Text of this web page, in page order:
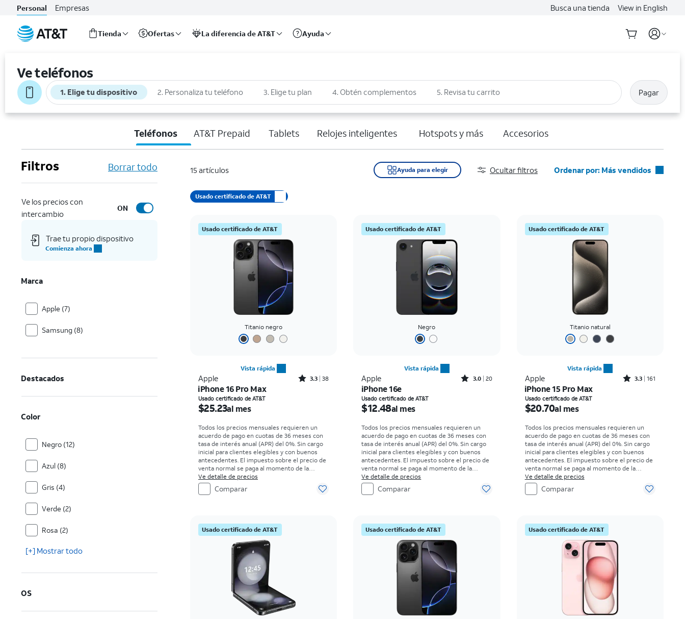
Personal Empresas Busca una tienda View in English
Tienda Ofertas La diferencia de AT&T Ayuda
Ve teléfonos
1. Elige tu dispositivo 2. Personaliza tu teléfono 3. Elige tu plan 4. Obtén complementos 5. Revisa tu carrito Pagar
Teléfonos AT&T Prepaid Tablets Relojes inteligentes Hotspots y más Accesorios
Filtros Borrar todo
Ve los precios con
intercambio
ON
Trae tu propio dispositivo
Comienza ahora
Marca
Apple (7)
Samsung (8)
Destacados
Color
Negro (12)
Azul (8)
Gris (4)
Verde (2)
Rosa (2)
[+] Mostrar todo
OS
15 artículos Ayuda para elegir Ocultar filtros
Ordenar por: Más vendidos
Más reciente
Usado certificado de AT&T
Usado certificado de AT&T
Titanio negro
Vista rápida
Apple Rated3.3out of 5 stars with38reviews
3.3 38
iPhone 16 Pro Max
Usado certificado de AT&T
El precio es $25.23 per month
$25.23al mes
Todos los precios mensuales requieren un
acuerdo de pago en cuotas de 36 meses con
tasa de interés anual (APR) del 0%. Sin cargo
inicial para clientes elegibles y con buenos
antecedentes. El impuesto sobre el precio de
venta normal se paga al momento de la
compra. Existen restricciones.
Ve detalle de precios
Comparar
Usado certificado de AT&T
Negro
Vista rápida
Apple Rated3out of 5 stars with20reviews
3.0 20
iPhone 16e
Usado certificado de AT&T
El precio es $12.48 per month
$12.48al mes
Todos los precios mensuales requieren un
acuerdo de pago en cuotas de 36 meses con
tasa de interés anual (APR) del 0%. Sin cargo
inicial para clientes elegibles y con buenos
antecedentes. El impuesto sobre el precio de
venta normal se paga al momento de la
compra. Existen restricciones.
Ve detalle de precios
Comparar
Usado certificado de AT&T
Titanio natural
Vista rápida
Apple Rated3.3out of 5 stars with161reviews
3.3 161
iPhone 15 Pro Max
Usado certificado de AT&T
El precio es $20.70 per month
$20.70al mes
Todos los precios mensuales requieren un
acuerdo de pago en cuotas de 36 meses con
tasa de interés anual (APR) del 0%. Sin cargo
inicial para clientes elegibles y con buenos
antecedentes. El impuesto sobre el precio de
venta normal se paga al momento de la
compra. Existen restricciones.
Ve detalle de precios
Comparar
Usado certificado de AT&T Usado certificado de AT&T Usado certificado de AT&T